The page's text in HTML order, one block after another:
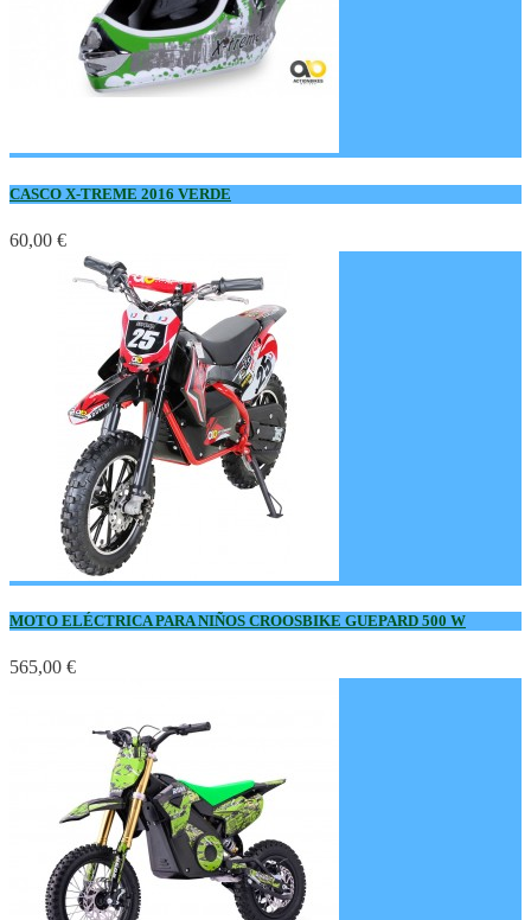
CASCO X-TREME 2016 VERDE
60,00 €
MOTO ELÉCTRICA PARA NIÑOS CROOSBIKE GUEPARD 500 W
565,00 €